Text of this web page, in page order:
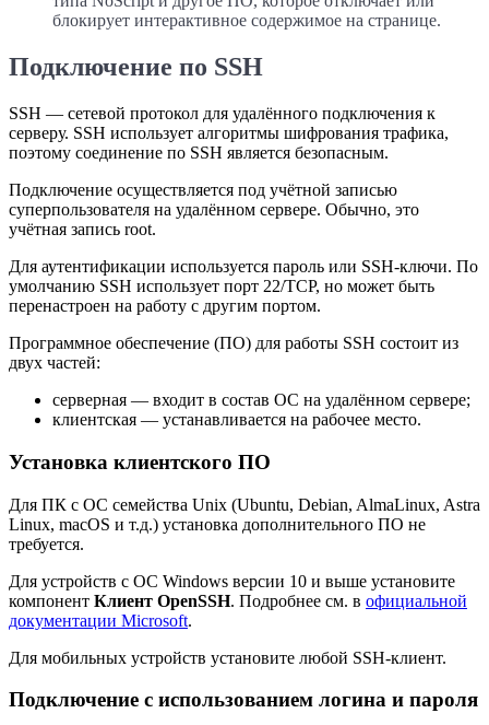
блокирует интерактивное содержимое на странице.
Подключение по SSH
SSH — сетевой протокол для удалённого подключения к
серверу. SSH использует алгоритмы шифрования трафика,
поэтому соединение по SSH является безопасным.
Подключение осуществляется под учётной записью
суперпользователя на удалённом сервере. Обычно, это
учётная запись root.
Для аутентификации используется пароль или SSH-ключи. По
умолчанию SSH использует порт 22/TCP, но может быть
перенастроен на работу с другим портом.
Программное обеспечение (ПО) для работы SSH состоит из
двух частей:
серверная — входит в состав ОС на удалённом сервере;
клиентская — устанавливается на рабочее место.
Установка клиентского ПО
Для ПК с ОС семейства Unix (Ubuntu, Debian, AlmaLinux, Astra
Linux, macOS и т.д.) установка дополнительного ПО не
требуется.
Для устройств с ОС Windows версии 10 и выше установите
компонент Клиент OpenSSH. Подробнее см. в официальной
документации Microsoft.
Для мобильных устройств установите любой SSH-клиент.
Подключение с использованием логина и пароля